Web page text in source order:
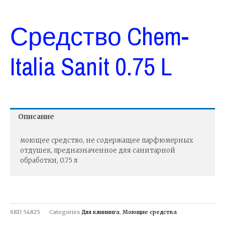
Средство Chem-
Italia Sanit 0.75 L
Описание
моющее средство, не содержащее парфюмерных
отдушек, предназначенное для санитарной
обработки, 0.75 л
SKU 54825 Categories Для клининга, Моющие средства